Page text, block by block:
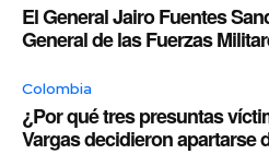
El General Jairo Fuentes
General de las Fuerzas
Colombia
¿Por qué tres presuntas
Vargas decidieron apartarse